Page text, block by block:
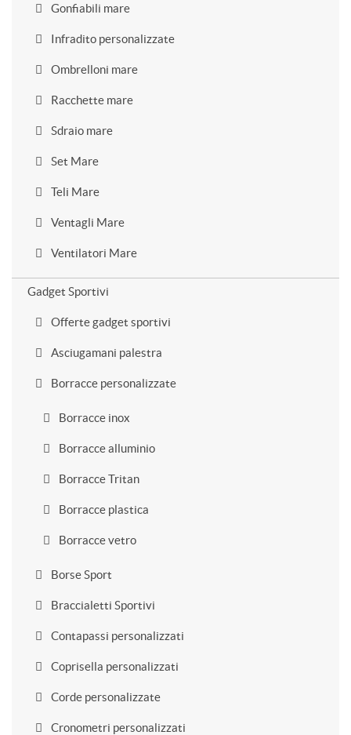
Gonfiabili mare
Infradito personalizzate
Ombrelloni mare
Racchette mare
Sdraio mare
Set Mare
Teli Mare
Ventagli Mare
Ventilatori Mare
Gadget Sportivi
Offerte gadget sportivi
Asciugamani palestra
Borracce personalizzate
Borracce inox
Borracce alluminio
Borracce Tritan
Borracce plastica
Borracce vetro
Borse Sport
Braccialetti Sportivi
Contapassi personalizzati
Coprisella personalizzati
Corde personalizzate
Cronometri personalizzati